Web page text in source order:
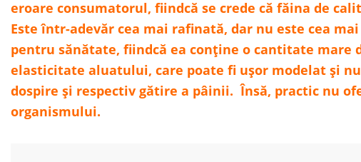
eroare consumatorul, fiindcă se crede că făina de
Este într-adevăr cea mai rafinată, dar nu este cea
pentru sănătate, fiindcă ea conține o cantitate mare
elasticitate aluatului, care poate fi ușor modelat și
dospire și respectiv gătire a pâinii. Însă, practic nu
organismului.